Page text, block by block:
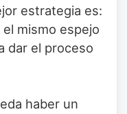
estrategia es:
mismo espejo
dar el proceso
haber un